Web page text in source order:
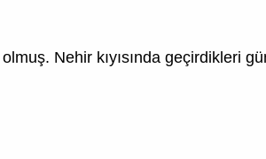
Nehir kıyısında geçirdikleri